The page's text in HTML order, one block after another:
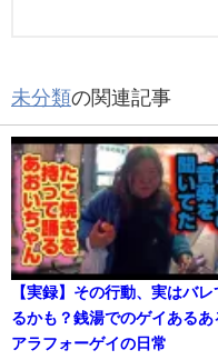
未分類の関連記事
【実録】その行動、実はバレ
るかも？銭湯でのゲイあるあ
アラフォーゲイの日常